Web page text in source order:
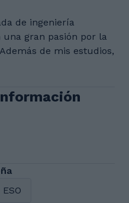
de ingeniería
una gran pasión por la
de mis estudios,
ESO